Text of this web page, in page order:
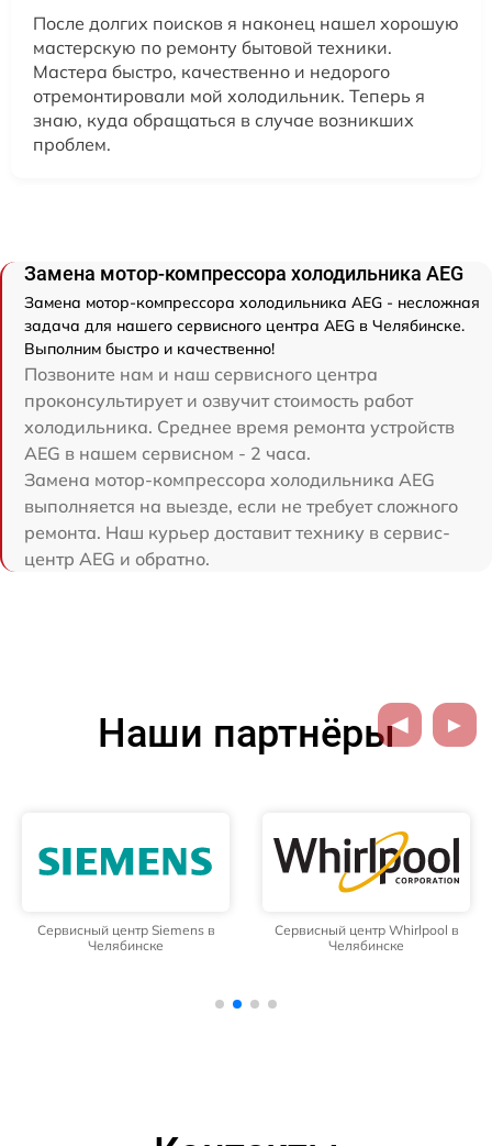
После долгих поисков я наконец нашел хорошую
мастерскую по ремонту бытовой техники.
Мастера быстро, качественно и недорого
отремонтировали мой холодильник. Теперь я
знаю, куда обращаться в случае возникших
проблем.
Замена мотор-компрессора холодильника AEG
Замена мотор-компрессора холодильника AEG - несложная
задача для нашего сервисного центра AEG в Челябинске.
Выполним быстро и качественно!
Позвоните нам и наш сервисного центра
проконсультирует и озвучит стоимость работ
холодильника. Среднее время ремонта устройств
AEG в нашем сервисном - 2 часа.
Замена мотор-компрессора холодильника AEG
выполняется на выезде, если не требует сложного
ремонта. Наш курьер доставит технику в сервис-
центр AEG и обратно.
Наши партнёры
Сервисный центр Siemens в
Челябинске
Сервисный центр Whirlpool в
Челябинске